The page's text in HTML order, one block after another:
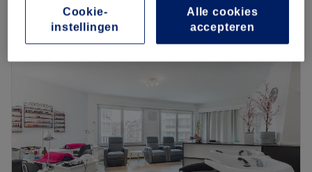
Maandag 10:00–19:30
Dinsdag
10:00–19:30
Woensdag
10:00–19:30
19:30
Zaterdag
10:00– 19:30
Zondag
19:30
Situé à Woluwe-Saint-Lambert, Emmanails Pro est un bar
Alle cookies
accepteren
Cookie-
instellingen